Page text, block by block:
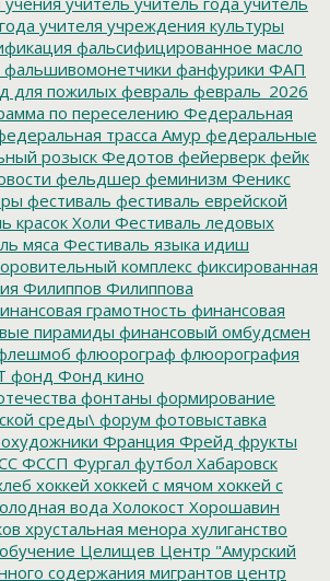
учителя учреждения культуры
фальсифицированное масло
фальшивомонетчики фанфурики ФАП
для пожилых февраль февраль_2026
по переселению Федеральная
трасса Амур федеральные
розыск Федотов фейерверк фейк
фельдшер феминизм Феникс
фестиваль фестиваль еврейской
красок Холи Фестиваль ледовых
мяса Фестиваль языка идиш
комплекс фиксированная
Филиппов Филиппова
грамотность финансовая
пирамиды финансовый омбудсмен
флюорограф флюорография
фонд Фонд кино
фонтаны формирование
среды\ форум фотовыставка
Франция Фрейд фрукты
ФССП Фургал футбол Хабаровск
хоккей хоккей с мячом хоккей с
вода Холокост Хорошавин
хрустальная менора хулиганство
Целищев Центр "Амурский
содержания мигрантов центр